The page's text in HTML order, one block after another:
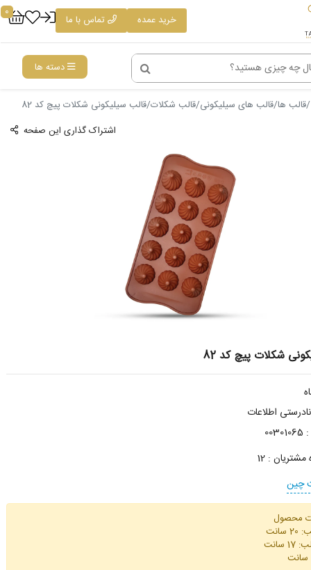
خرید عمده تماس با ما
0
دسته ها
قالب ها قالب های سیلیکونی قالب شکلات قالب سیلیکونی شکلات پیچ کد 82
اشتراک گذاری این صفحه
شکلات پیچ کد 82
اطلاعات
00301065
مشتریان : 12
چین
محصول